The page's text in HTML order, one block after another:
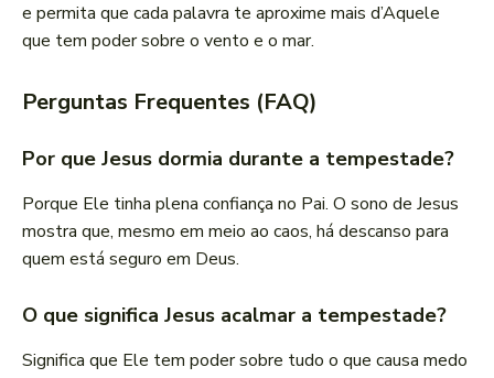
e permita que cada palavra te aproxime mais d’Aquele
que tem poder sobre o vento e o mar.
Perguntas Frequentes (FAQ)
Por que Jesus dormia durante a tempestade?
Porque Ele tinha plena confiança no Pai. O sono de Jesus
mostra que, mesmo em meio ao caos, há descanso para
quem está seguro em Deus.
O que significa Jesus acalmar a tempestade?
Significa que Ele tem poder sobre tudo o que causa medo